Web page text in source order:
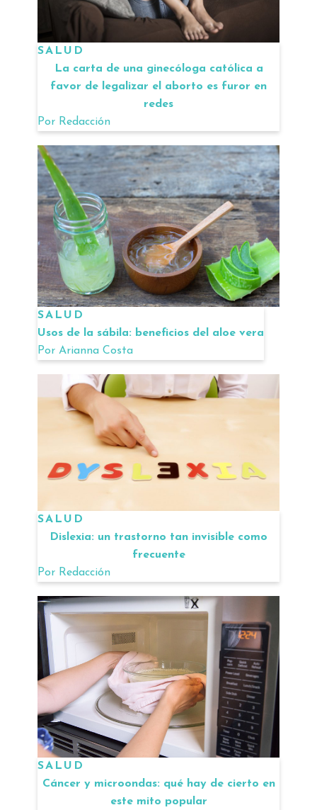
SALUD
La carta de una ginecóloga católica a
favor de legalizar el aborto es furor en
redes
Por Redacción
SALUD
Usos de la sábila: beneficios del aloe vera
Por Arianna Costa
SALUD
Dislexia: un trastorno tan invisible como
frecuente
Por Redacción
SALUD
Cáncer y microondas: qué hay de cierto en
este mito popular